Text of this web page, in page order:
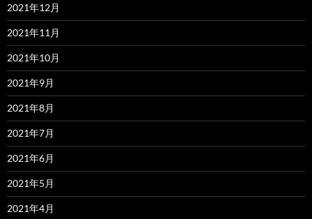
2021年12月
2021年11月
2021年10月
2021年9月
2021年8月
2021年7月
2021年6月
2021年5月
2021年4月